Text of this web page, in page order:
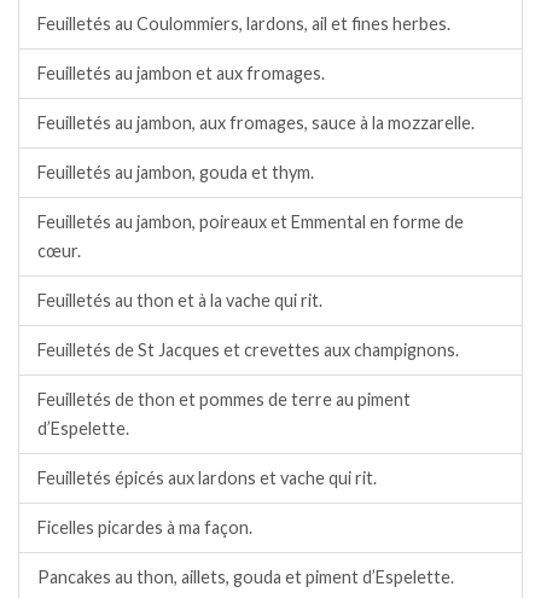
Feuilletés au Coulommiers, lardons, ail et fines herbes.
Feuilletés au jambon et aux fromages.
Feuilletés au jambon, aux fromages, sauce à la mozzarelle.
Feuilletés au jambon, gouda et thym.
Feuilletés au jambon, poireaux et Emmental en forme de
cœur.
Feuilletés au thon et à la vache qui rit.
Feuilletés de St Jacques et crevettes aux champignons.
Feuilletés de thon et pommes de terre au piment
d’Espelette.
Feuilletés épicés aux lardons et vache qui rit.
Ficelles picardes à ma façon.
Pancakes au thon, aillets, gouda et piment d’Espelette.